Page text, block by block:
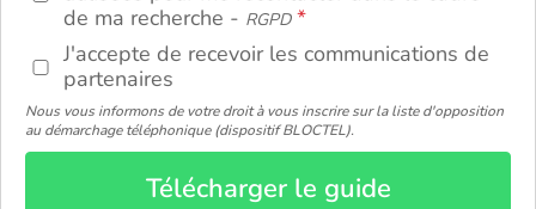
de ma recherche - RGPD
J'accepte de recevoir les communications de
partenaires
Nous vous informons de votre droit à vous inscrire sur la liste d'opposition
au démarchage téléphonique (dispositif BLOCTEL).
Télécharger le guide